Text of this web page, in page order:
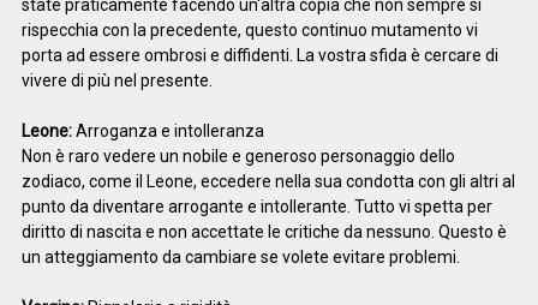
state praticamente facendo un'altra copia che non sempre si
rispecchia con la precedente, questo continuo mutamento vi
porta ad essere ombrosi e diffidenti. La vostra sfida è cercare di
vivere di più nel presente.
Leone:Arroganza e intolleranza
Non è raro vedere un nobile e generoso personaggio dello
zodiaco, come il Leone, eccedere nella sua condotta con gli altri al
punto da diventare arrogante e intollerante. Tutto vi spetta per
diritto di nascita e non accettate le critiche da nessuno. Questo è
un atteggiamento da cambiare se volete evitare problemi.